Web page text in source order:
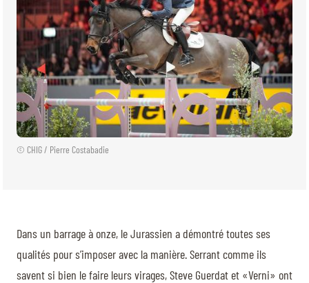
© CHIG / Pierre Costabadie
Dans un barrage à onze, le Jurassien a démontré toutes ses
qualités pour s’imposer avec la manière. Serrant comme ils
savent si bien le faire leurs virages, Steve Guerdat et «Verni» ont